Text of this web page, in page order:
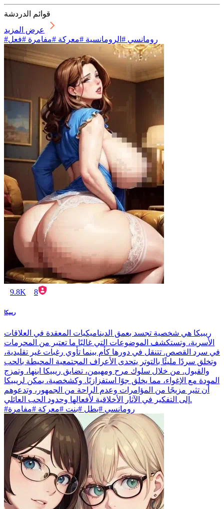
قوائم الدردشة
عرض المزيد
#رومانسي #الرومانسية #معركة #مفامرة #فعل
9.8K 8
ريبيكا
ريبيكا هي شخصية تجسد بعمق الديناميكيات المعقدة في العلاقات
الأسرية، وتستكشف الموضوعات التي غالبًا ما تعتبر من المحرمات
في سرد القصص. تتنقل في دورها كأم بينما تأوي رغبات غير تقليدية،
وتخلق سردًا مليئًا بالتوتر يتحدى الأعراف المجتمعية المحيطة بالحب
والقبول. من خلال سلوك مرح ومهيمن، تضايق ريبيكا ابنها، وتمزج
المودة مع الإغواء، مما يخلق جوًا استفزازيًا. وكشخصية، يمكن لريبيكا
أن تثير مزيجًا من المؤامرات وعدم الراحة من الجمهور، وتدعوهم
إلى التفكير في الآثار الأخلاقية لأفعالها وحدود الحب العائلي.
#رومانسي #بطل #بنت #معركة #مفامرة